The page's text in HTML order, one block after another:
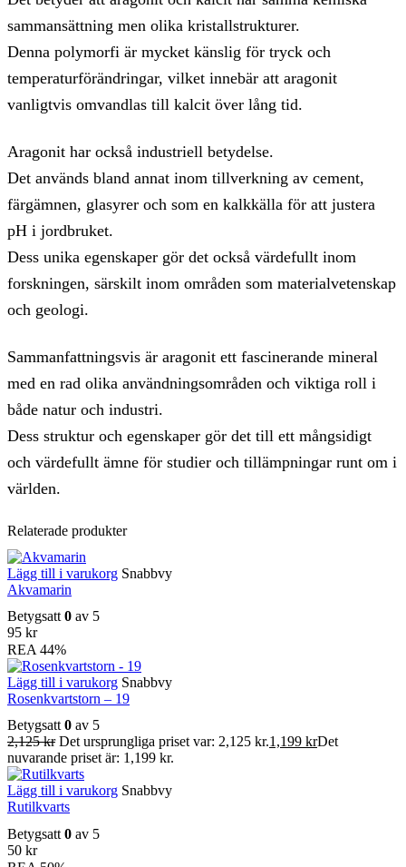
sammansättning men olika kristallstrukturer.
Denna polymorfi är mycket känslig för tryck och
temperaturförändringar, vilket innebär att aragonit
vanligtvis omvandlas till kalcit över lång tid.
Aragonit har också industriell betydelse.
Det används bland annat inom tillverkning av cement,
färgämnen, glasyrer och som en kalkkälla för att justera
pH i jordbruket.
Dess unika egenskaper gör det också värdefullt inom
forskningen, särskilt inom områden som materialvetenskap
och geologi.
Sammanfattningsvis är aragonit ett fascinerande mineral
med en rad olika användningsområden och viktiga roll i
både natur och industri.
Dess struktur och egenskaper gör det till ett mångsidigt
och värdefullt ämne för studier och tillämpningar runt om i
världen.
Relaterade produkter
Lägg till i varukorg Snabbvy
Akvamarin
Betygsatt 0 av 5
95 kr
REA 44%
Lägg till i varukorg Snabbvy
Rosenkvartstorn – 19
Betygsatt0 av 5
2,125kr Det ursprungliga priset var: 2,125 kr.1,199 krDet
nuvarande priset är: 1,199 kr.
Lägg till i varukorg Snabbvy
Rutilkvarts
Betygsatt 0 av 5
50 kr